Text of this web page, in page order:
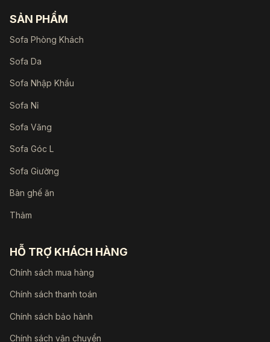
SẢN PHẨM
Sofa Phòng Khách
Sofa Da
Sofa Nhập Khẩu
Sofa Nỉ
Sofa Văng
Sofa Góc L
Sofa Giường
Bàn ghế ăn
Thảm
HỖ TRỢ KHÁCH HÀNG
Chính sách mua hàng
Chính sách thanh toán
Chính sách bảo hành
Chính sách vận chuyển